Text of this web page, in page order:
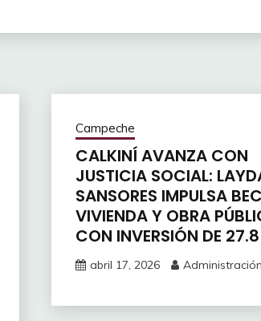
Campeche
CALKINÍ AVANZA CON
JUSTICIA SOCIAL:
SANSORES IMPULSA
VIVIENDA Y OBRA
CON INVERSIÓN DE
abril 17, 2026